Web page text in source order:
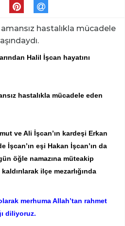
hastalıkla mücadele
Halil İşcan hayatını
hastalıkla mücadele eden
ve Ali İşcan’ın kardeşi Erkan
İşcan’ın eşi Hakan İşcan’ın da
öğle namazına müteakip
ilçe mezarlığında
merhuma Allah’tan rahmet
diliyoruz.